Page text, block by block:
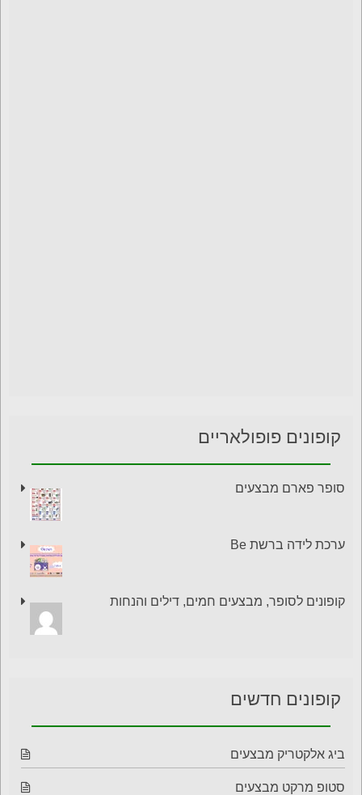
קופונים פופולאריים
סופר פארם מבצעים
ערכת לידה ברשת Be
קופונים לסופר, מבצעים חמים, דילים והנחות
קופונים חדשים
ביג אלקטריק מבצעים
סטופ מרקט מבצעים